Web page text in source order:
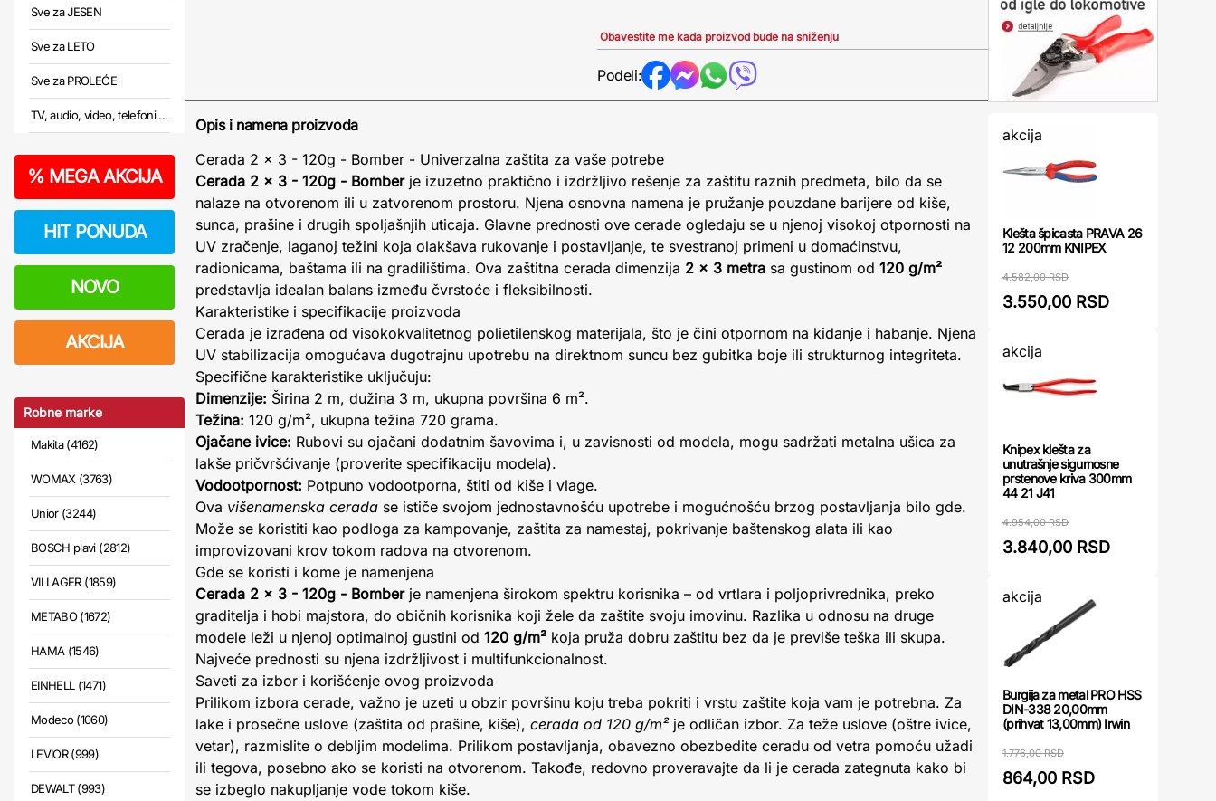
Sve za JESEN
Sve za LETO
Sve za PROLEĆE
TV, audio, video, telefoni ...
% MEGA AKCIJA
HIT PONUDA
NOVO
AKCIJA
Robne marke
Makita (4162)
WOMAX (3763)
Unior (3244)
BOSCH plavi (2812)
VILLAGER (1859)
METABO (1672)
HAMA (1546)
EINHELL (1471)
Modeco (1060)
LEVIOR (999)
DEWALT (993)
Obavestite me kada proizvod bude na sniženju
Podeli:
Opis i namena proizvoda
Cerada 2 x 3 - 120g - Bomber - Univerzalna zaštita za vaše potrebe
Cerada 2 x 3 - 120g - Bomberje izuzetno praktično i izdržljivo rešenje za zaštitu raznih predmeta, bilo da se
nalaze na otvorenom ili u zatvorenom prostoru. Njena osnovna namena je pružanje pouzdane barijere od kiše,
sunca, prašine i drugih spoljašnjih uticaja. Glavne prednosti ove cerade ogledaju se u njenoj visokoj otpornosti na
UV zračenje, laganoj težini koja olakšava rukovanje i postavljanje, te svestranoj primeni u domaćinstvu,
radionicama, baštama ili na gradilištima. Ova zaštitna cerada dimenzija 2 x 3 metra sa gustinom od 120 g/m²
predstavlja idealan balans između čvrstoće i fleksibilnosti.
Karakteristike i specifikacije proizvoda
Cerada je izrađena od visokokvalitetnog polietilenskog materijala, što je čini otpornom na kidanje i habanje. Njena
UV stabilizacija omogućava dugotrajnu upotrebu na direktnom suncu bez gubitka boje ili strukturnog integriteta.
Specifične karakteristike uključuju:
Dimenzije: Širina 2 m, dužina 3 m, ukupna površina 6 m².
Težina: 120 g/m², ukupna težina 720 grama.
Ojačane ivice: Rubovi su ojačani dodatnim šavovima i, u zavisnosti od modela, mogu sadržati metalna ušica za
lakše pričvršćivanje (proverite specifikaciju modela).
Vodootpornost: Potpuno vodootporna, štiti od kiše i vlage.
Ova višenamenska cerada se ističe svojom jednostavnošću upotrebe i mogućnošću brzog postavljanja bilo gde.
Može se koristiti kao podloga za kampovanje, zaštita za namestaj, pokrivanje baštenskog alata ili kao
improvizovani krov tokom radova na otvorenom.
Gde se koristi i kome je namenjena
Cerada 2 x 3 - 120g - Bomberje namenjena širokom spektru korisnika – od vrtlara i poljoprivrednika, preko
graditelja i hobi majstora, do običnih korisnika koji žele da zaštite svoju imovinu. Razlika u odnosu na druge
modele leži u njenoj optimalnoj gustini od 120 g/m² koja pruža dobru zaštitu bez da je previše teška ili skupa.
Najveće prednosti su njena izdržljivost i multifunkcionalnost.
Saveti za izbor i korišćenje ovog proizvoda
Prilikom izbora cerade, važno je uzeti u obzir površinu koju treba pokriti i vrstu zaštite koja vam je potrebna. Za
lake i prosečne uslove (zaštita od prašine, kiše), cerada od 120 g/m²je odličan izbor. Za teže uslove (oštre ivice,
vetar), razmislite o debljim modelima. Prilikom postavljanja, obavezno obezbedite ceradu od vetra pomoću užadi
ili tegova, posebno ako se koristi na otvorenom. Takođe, redovno proveravajte da li je cerada zategnuta kako bi
se izbeglo nakupljanje vode tokom kiše.
akcija
Klešta špicasta PRAVA 26
12 200mm KNIPEX
4.582,00 RSD
3.550,00 RSD
akcija
Knipex klešta za
unutrašnje sigurnosne
prstenove kriva 300mm
44 21 J41
4.954,00 RSD
3.840,00 RSD
akcija
Burgija za metal PRO HSS
DIN-338 20,00mm
(prihvat 13,00mm) Irwin
1.776,00 RSD
864,00 RSD